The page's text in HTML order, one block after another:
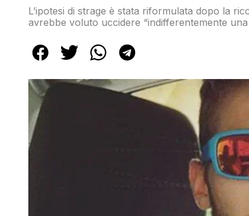
L’ipotesi di strage è stata riformulata dopo la
avrebbe voluto uccidere “indifferentemente